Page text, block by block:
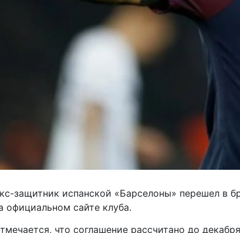
защитник испанской «Барселоны» перешел в
официальном сайте клуба.
что соглашение рассчитано до